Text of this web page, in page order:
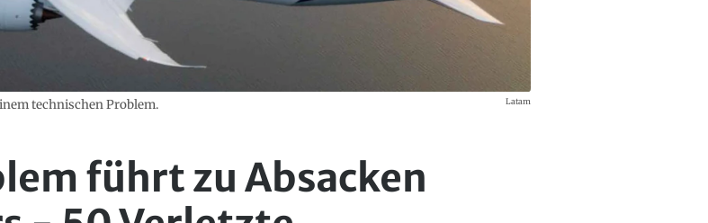
technischen Problem. Latam
führt zu Absacken